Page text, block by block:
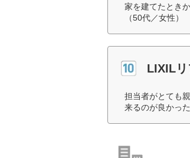
家を建てたとき
（50代／女性）
LIXIL
担当者がとても
来るのが良かっ